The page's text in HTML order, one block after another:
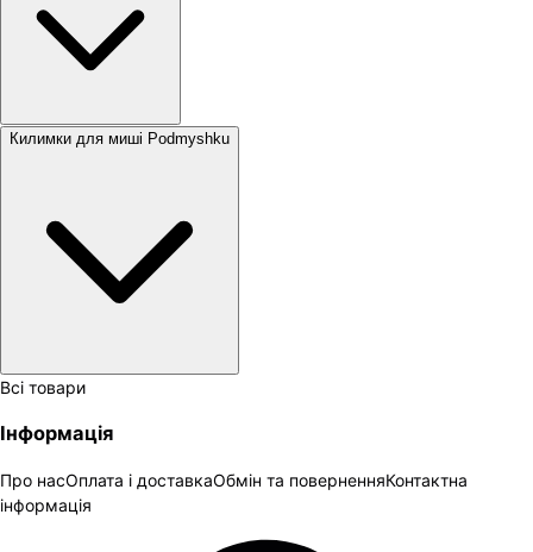
Килимки для миші Podmyshku
Всі товари
Інформація
Про насОплата і доставкаОбмін та поверненняКонтактна
інформація